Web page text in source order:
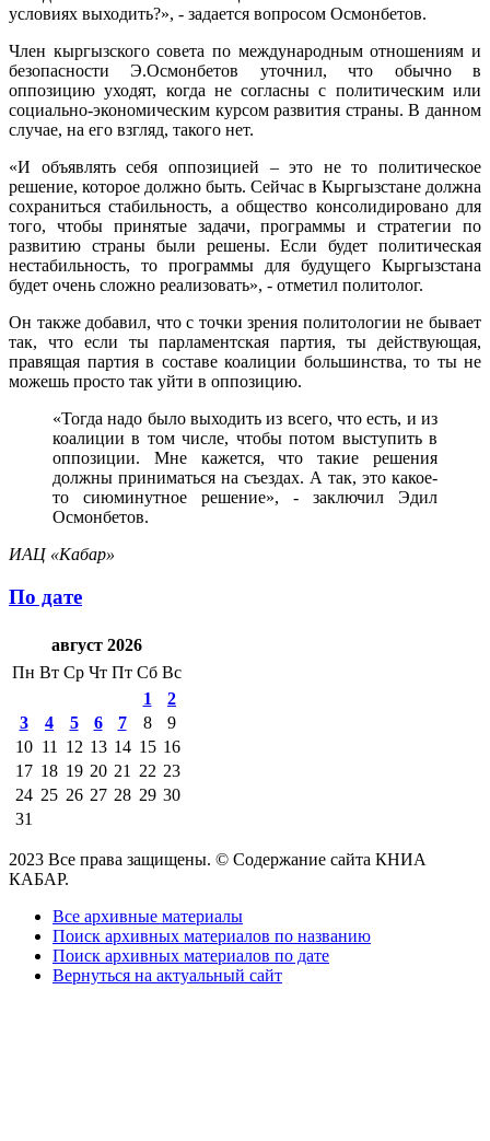
условиях выходить?», - задается вопросом Осмонбетов.
Член кыргызского совета по международным отношениям и
безопасности Э.Осмонбетов уточнил, что обычно в
оппозицию уходят, когда не согласны с политическим или
социально-экономическим курсом развития страны. В данном
случае, на его взгляд, такого нет.
«И объявлять себя оппозицией – это не то политическое
решение, которое должно быть. Сейчас в Кыргызстане должна
сохраниться стабильность, а общество консолидировано для
того, чтобы принятые задачи, программы и стратегии по
развитию страны были решены. Если будет политическая
нестабильность, то программы для будущего Кыргызстана
будет очень сложно реализовать», - отметил политолог.
Он также добавил, что с точки зрения политологии не бывает
так, что если ты парламентская партия, ты действующая,
правящая партия в составе коалиции большинства, то ты не
можешь просто так уйти в оппозицию.
«Тогда надо было выходить из всего, что есть, и из
коалиции в том числе, чтобы потом выступить в
оппозиции. Мне кажется, что такие решения
должны приниматься на съездах. А так, это какое-
то сиюминутное решение», - заключил Эдил
Осмонбетов.
ИАЦ «Кабар»
По дате
август 2026
Пн Вт Ср Чт Пт Сб Вс
1
2
3
4 5 6 7 8
9
10 11 12 13 14 15 16
17 18 19 20 21 22 23
24 25 26 27 28 29 30
31
2023 Все права защищены. © Содержание сайта КНИА
КАБАР.
Все архивные материалы
Поиск архивных материалов по названию
Поиск архивных материалов по дате
Вернуться на актуальный сайт